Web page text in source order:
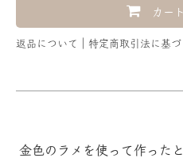
カー
返品について 特定商取引法に基
金色のラメを使って作った